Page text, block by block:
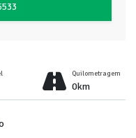
Quilometragem
0km